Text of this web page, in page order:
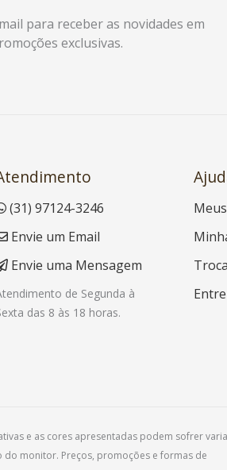
para receber as novidades em
exclusivas.
(31) 97124-3246
Envie um Email
Envie uma Mensagem
de Segunda à
das 8 às 18 horas.
e as cores apresentadas podem sofrer
monitor. Preços, promoções e formas de